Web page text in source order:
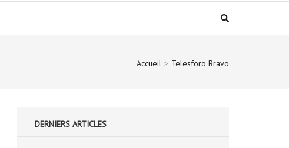
Accueil > Telesforo Bravo
DERNIERS ARTICLES